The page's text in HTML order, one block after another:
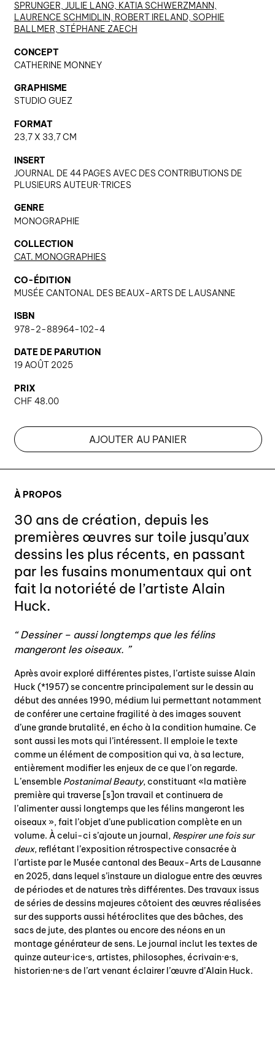
nous contacter
À PROPOS
30 ans de création, depuis les
premières œuvres sur toile jusqu’aux
dessins les plus récents, en passant
par les fusains monumentaux qui ont
fait la notoriété de l’artiste Alain
Huck.
Dessiner – aussi longtemps que les félins
mangeront les oiseaux.
Après avoir exploré différentes pistes, l’artiste suisse Alain
Huck (*1957) se concentre principalement sur le dessin au
début des années 1990, médium lui permettant notamment
de conférer une certaine fragilité à des images souvent
d’une grande brutalité, en écho à la condition humaine. Ce
sont aussi les mots qui l’intéressent. Il emploie le texte
comme un élément de composition qui va, à sa lecture,
entièrement modifier les enjeux de ce que l’on regarde.
L’ensemble Postanimal Beauty, constituant «la matière
première qui traverse [s]on travail et continuera de
l’alimenter aussi longtemps que les félins mangeront les
oiseaux », fait l’objet d’une publication complète en un
volume. À celui-ci s’ajoute un journal, Respirer une fois sur
deux, reflétant l’exposition rétrospective consacrée à
l’artiste par le Musée cantonal des Beaux-Arts de Lausanne
en 2025, dans lequel s’instaure un dialogue entre des œuvres
de périodes et de natures très différentes. Des travaux issus
de séries de dessins majeures côtoient des œuvres réalisées
sur des supports aussi hétéroclites que des bâches, des
sacs de jute, des plantes ou encore des néons en un
montage générateur de sens. Le journal inclut les textes de
quinze auteur·ice·s, artistes, philosophes, écrivain·e·s,
historien·ne·s de l’art venant éclairer l’œuvre d’Alain Huck.
SPRUNGER, JULIE LANG, KATIA SCHWERZMANN,
LAURENCE SCHMIDLIN, ROBERT IRELAND, SOPHIE
BALLMER, STÉPHANE ZAECH
CONCEPT
CATHERINE MONNEY
GRAPHISME
STUDIO GUEZ
FORMAT
23,7 X 33,7 CM
INSERT
JOURNAL DE 44 PAGES AVEC DES CONTRIBUTIONS DE
PLUSIEURS AUTEUR·TRICES
GENRE
MONOGRAPHIE
COLLECTION
CAT. MONOGRAPHIES
CO-ÉDITION
MUSÉE CANTONAL DES BEAUX-ARTS DE LAUSANNE
ISBN
978-2-88964-102-4
DATE DE PARUTION
19 AOÛT 2025
PRIX
CHF 48.00
AJOUTER AU PANIER